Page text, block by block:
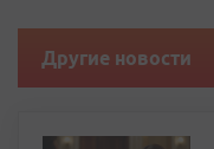
Другие новости